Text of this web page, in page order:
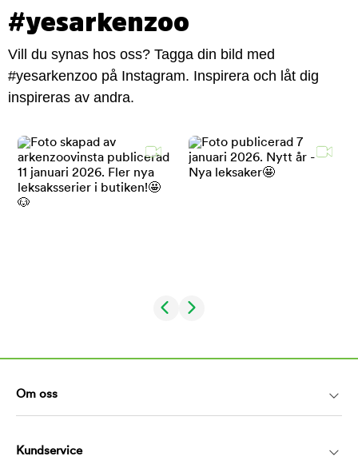
#yesarkenzoo
Vill du synas hos oss? Tagga din bild med
#yesarkenzoo på Instagram. Inspirera och låt dig
inspireras av andra.
Om oss
Kundservice